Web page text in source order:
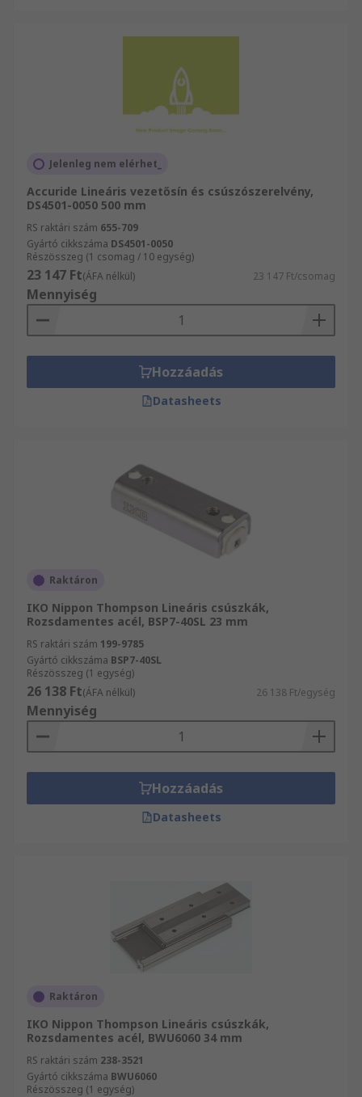
Jelenleg nem elérhet_
Accuride Lineáris vezetősín és csúszószerelvény,
DS4501-0050 500 mm
RS raktári szám 655-709
Gyártó cikkszáma DS4501-0050
Részösszeg (1 csomag / 10 egység)
23 147 Ft(ÁFA nélkül) 23 147 Ft/csomag
Mennyiség
Hozzáadás
Datasheets
Raktáron
IKO Nippon Thompson Lineáris csúszkák,
Rozsdamentes acél, BSP7-40SL 23 mm
RS raktári szám 199-9785
Gyártó cikkszáma BSP7-40SL
Részösszeg (1 egység)
26 138 Ft(ÁFA nélkül) 26 138 Ft/egység
Mennyiség
Hozzáadás
Datasheets
Raktáron
IKO Nippon Thompson Lineáris csúszkák,
Rozsdamentes acél, BWU6060 34 mm
RS raktári szám 238-3521
Gyártó cikkszáma BWU6060
Részösszeg (1 egység)